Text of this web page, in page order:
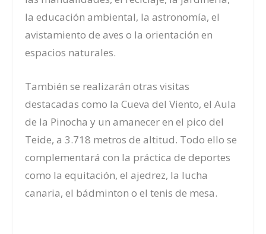
la educación ambiental, la astronomía, el
avistamiento de aves o la orientación en
espacios naturales.
También se realizarán otras visitas
destacadas como la Cueva del Viento, el Aula
de la Pinocha y un amanecer en el pico del
Teide, a 3.718 metros de altitud. Todo ello se
complementará con la práctica de deportes
como la equitación, el ajedrez, la lucha
canaria, el bádminton o el tenis de mesa.